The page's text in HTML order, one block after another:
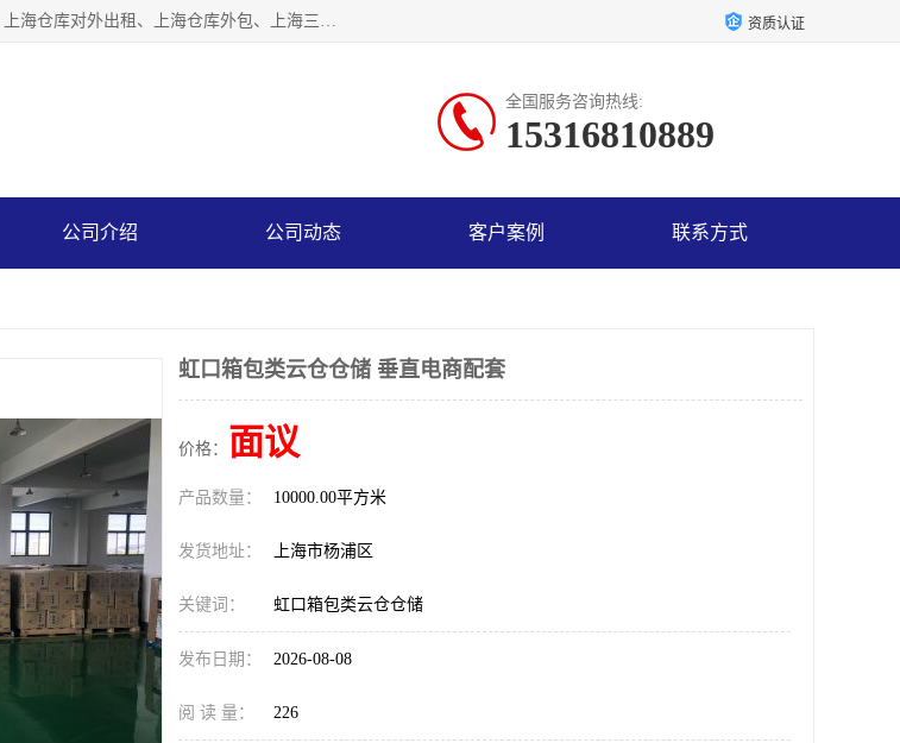
上海星力仓储服务有限公司从事：上海仓储服务、上海仓储库房、上海仓库代运营、上海仓库对外出租、上海仓库外包、上海三方仓储、上海电商仓储代发、上海电商代发货仓库、上海托管仓库、上海仓储配送。上海星力仓储服务有限公司现在拥有100个分仓、10万余平方的标准库房，精炼员工几百名，与几千家客户合作，公司已跻身上海仓储行业前列。欢迎来电咨询！ 资质认证
全国服务咨询热线:
15316810889
公司介绍 公司动态 客户案例 联系方式
虹口箱包类云仓仓储 垂直电商配套
价格： 面议
产品数量： 10000.00平方米
发货地址： 上海市杨浦区
关键词： 虹口箱包类云仓仓储
发布日期： 2026-08-08
阅 读 量： 226